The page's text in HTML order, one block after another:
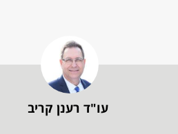
עו"ד רענן קריב